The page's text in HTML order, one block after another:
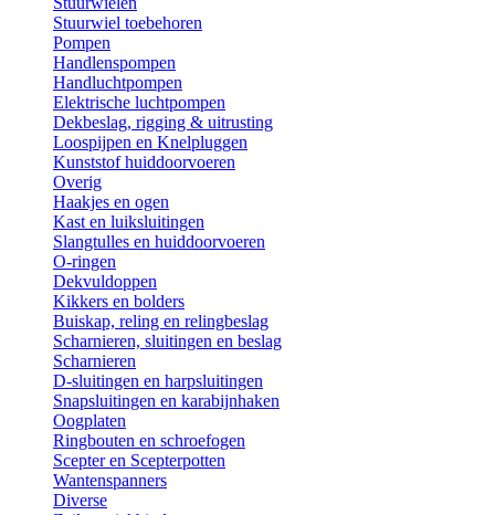
Stuurwiel toebehoren
Pompen
Handlenspompen
Handluchtpompen
Elektrische luchtpompen
Dekbeslag, rigging & uitrusting
Loospijpen en Knelpluggen
Kunststof huiddoorvoeren
Overig
Haakjes en ogen
Kast en luiksluitingen
Slangtulles en huiddoorvoeren
O-ringen
Dekvuldoppen
Kikkers en bolders
Buiskap, reling en relingbeslag
Scharnieren, sluitingen en beslag
Scharnieren
D-sluitingen en harpsluitingen
Snapsluitingen en karabijnhaken
Oogplaten
Ringbouten en schroefogen
Scepter en Scepterpotten
Wantenspanners
Diverse